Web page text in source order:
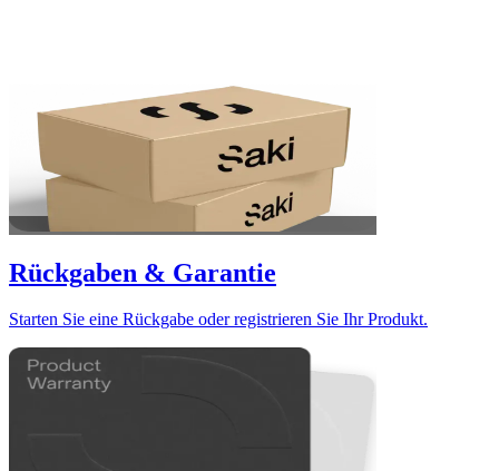
Rückgaben & Garantie
Starten Sie eine Rückgabe oder registrieren Sie Ihr Produkt.